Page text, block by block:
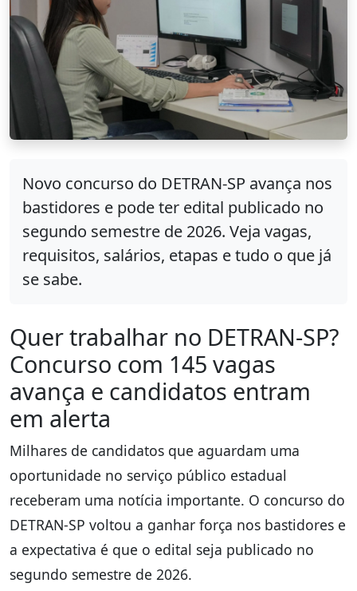
Novo concurso do DETRAN-SP avança nos
bastidores e pode ter edital publicado no
segundo semestre de 2026. Veja vagas,
requisitos, salários, etapas e tudo o que já
se sabe.
Quer trabalhar no DETRAN-SP?
Concurso com 145 vagas
avança e candidatos entram
em alerta
Milhares de candidatos que aguardam uma
oportunidade no serviço público estadual
receberam uma notícia importante. O concurso do
DETRAN-SP voltou a ganhar força nos bastidores e
a expectativa é que o edital seja publicado no
segundo semestre de 2026.